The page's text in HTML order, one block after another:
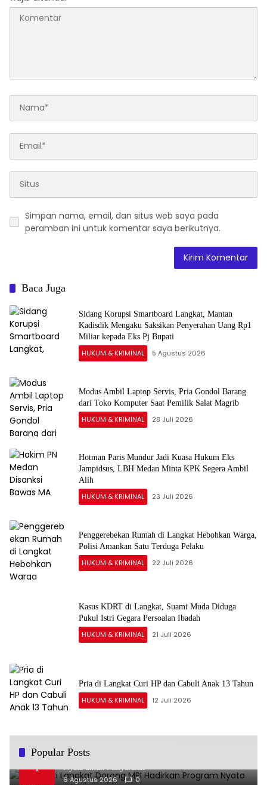
Simpan nama, email, dan situs web saya pada
peramban ini untuk komentar saya berikutnya.
Baca Juga
Sidang Korupsi Smartboard Langkat, Mantan
Kadisdik Mengaku Saksikan Penyerahan Uang Rp1
Miliar kepada Eks Pj Bupati
HUKUM & KRIMINAL 5 Agustus 2026
Modus Ambil Laptop Servis, Pria Gondol Barang
dari Toko Komputer Saat Pemilik Salat Magrib
HUKUM & KRIMINAL 28 Juli 2026
Hotman Paris Mundur Jadi Kuasa Hukum Eks
Jampidsus, LBH Medan Minta KPK Segera Ambil
Alih
HUKUM & KRIMINAL 23 Juli 2026
Penggerebekan Rumah di Langkat Hebohkan Warga,
Polisi Amankan Satu Terduga Pelaku
HUKUM & KRIMINAL 22 Juli 2026
Kasus KDRT di Langkat, Suami Muda Diduga
Pukul Istri Gegara Persoalan Ibadah
HUKUM & KRIMINAL 21 Juli 2026
Pria di Langkat Curi HP dan Cabuli Anak 13 Tahun
HUKUM & KRIMINAL 12 Juli 2026
Popular Posts
1
Plt Bupati Langkat Dorong MPI Hadirkan Program
6 Agustus 2026 0